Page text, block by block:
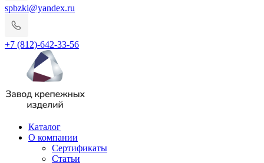
spbzki@yandex.ru
+7 (812)-642-33-56
Каталог
О компании
Сертификаты
Статьи